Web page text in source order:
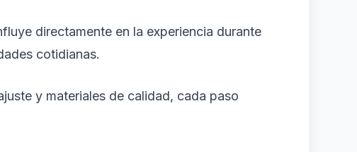
directamente en la experiencia durante
cotidianas.
y materiales de calidad, cada paso